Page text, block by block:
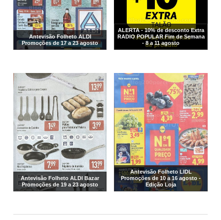
Antevisão Folheto ALDI
Promoções de 17 a 23 agosto
ALERTA - 10% de desconto Extra
RADIO POPULAR Fim de Semana
- 8 a 11 agosto
Antevisão Folheto ALDI Bazar
Promoções de 19 a 23 agosto
Antevisão Folheto LIDL
Promoções de 10 a 16 agosto -
Edição Loja